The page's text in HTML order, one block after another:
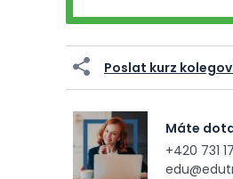
Poslat kurz
Máte
+420 731